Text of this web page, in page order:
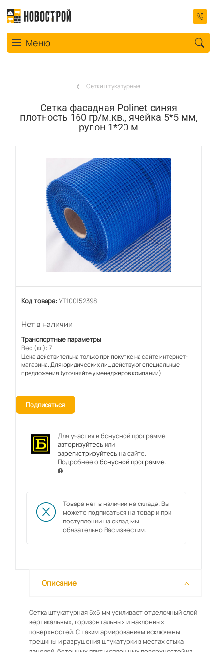
Toggle navigation
Меню
Сетки штукатурные
Сетка фасадная Polinet синяя
плотность 160 гр/м.кв., ячейка 5*5 мм,
рулон 1*20 м
Код товара: УТ100152398
Нет в наличии
Транспортные параметры
Вес (кг): 7
Цена действительна только при покупке на сайте интернет-
магазина. Для юридических лиц действуют специальные
предложения (уточняйте у менеджеров компании).
Подписаться
Для участия в бонусной программе
авторизуйтесьили
зарегистрируйтесьна сайте.
Подробнее обонусной программе.
Товара нет в наличии на складе. Вы
можете подписаться на товар и при
поступлении на склад мы
обязательно Вас известим.
Описание
Сетка штукатурная 5х5 мм усиливает отделочный слой
вертикальных, горизонтальных и наклонных
поверхностей. С таким армированием исключены
трещины и разрушения штукатурки в местах стыка